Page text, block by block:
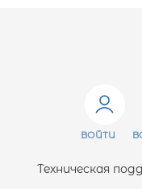
ВОЙТИ
Техническая